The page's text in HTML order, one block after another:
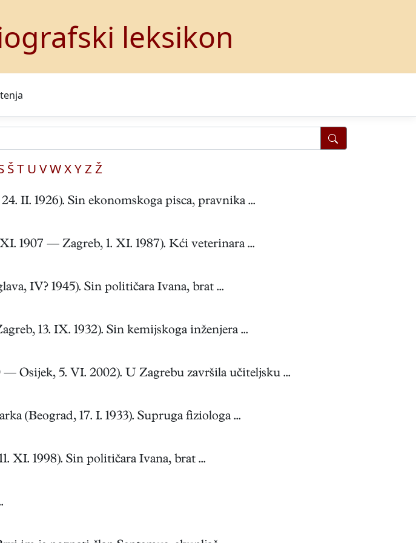
leksikon
ŠT U VWXYZ Ž
II. 1926). Sin ekonomskoga pisca, pravnika ...
1907 — Zagreb, 1. XI. 1987). Kći veterinara ...
IV? 1945). Sin političara Ivana, brat ...
13. IX. 1932). Sin kemijskoga inženjera ...
Osijek, 5. VI. 2002). U Zagrebu završila učiteljsku ...
(Beograd, 17. I. 1933). Supruga fiziologa ...
XI. 1998). Sin političara Ivana, brat ...